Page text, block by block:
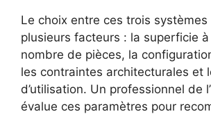
Le choix entre ces trois
plusieurs facteurs : la superficie
nombre de pièces, la
les contraintes architecturales et
d’utilisation. Un professionnel de
évalue ces paramètres pour